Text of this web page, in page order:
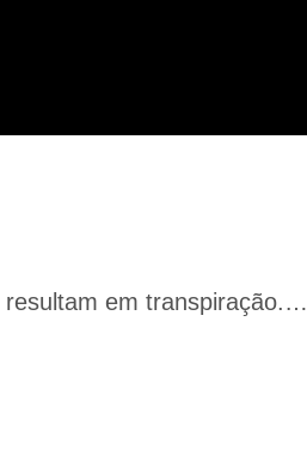
resultam em transpiração.…